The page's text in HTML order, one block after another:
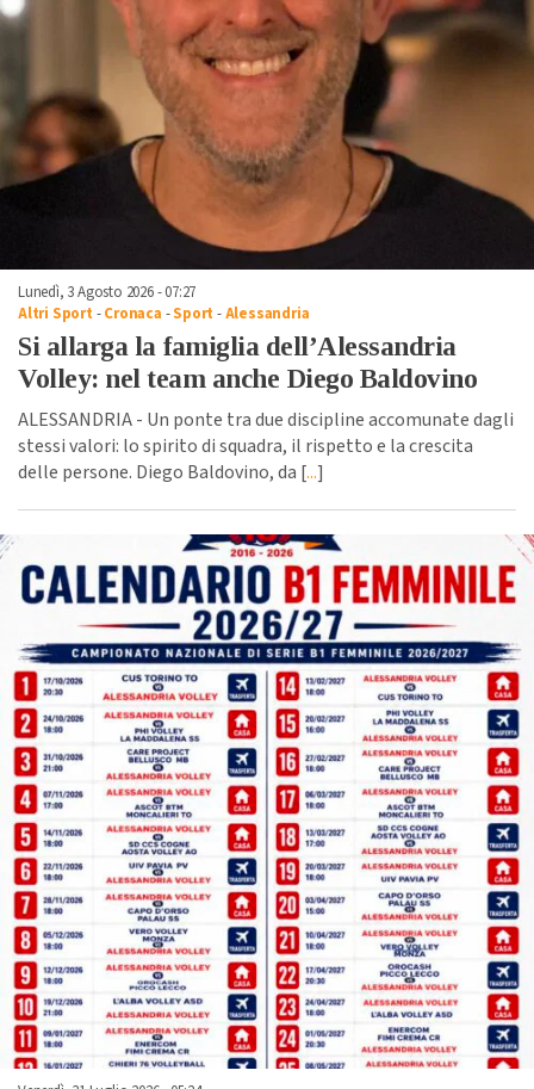
Lunedì, 3 Agosto 2026 - 07:27
Altri Sport -Cronaca -Sport -Alessandria
Si allarga la famiglia dell’Alessandria
Volley: nel team anche Diego Baldovino
ALESSANDRIA - Un ponte tra due discipline accomunate dagli
stessi valori: lo spirito di squadra, il rispetto e la crescita
delle persone. Diego Baldovino, da [...]